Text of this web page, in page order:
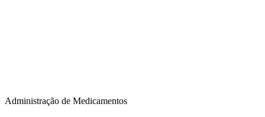
Administração de Medicamentos